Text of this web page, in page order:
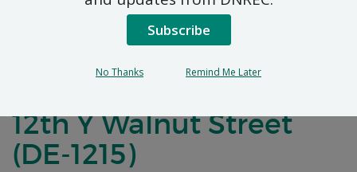
Negociaciones para un
Acuerdo de Desarrollo
12th Y Walnut Street
(DE-1215)
Subscribe
No Thanks Remind Me Later